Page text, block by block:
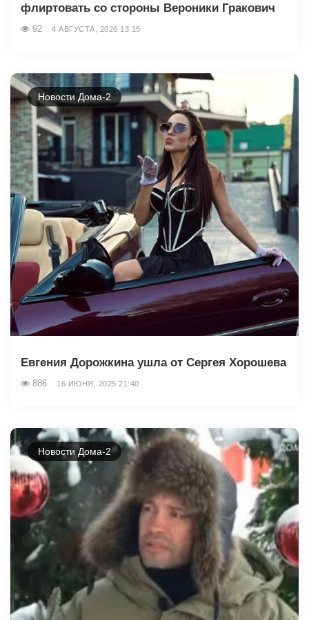
флиртовать со стороны Вероники Гракович
92 4 АВГУСТА, 2026 13:15
Новости Дома-2
Евгения Дорожкина ушла от Сергея Хорошева
886 16 ИЮНЯ, 2025 21:40
Новости Дома-2